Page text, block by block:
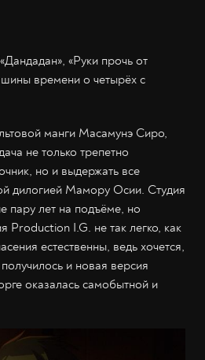
«Руки прочь от
времени о четырёх с
манги Масамунэ Сиро,
не только трепетно
но и выдержать все
дилогией Мамору Осии. Студия
пару лет на подъёме, но
Production I.G. не так легко, как
естественны, ведь хочется,
и новая версия
оказалась самобытной и